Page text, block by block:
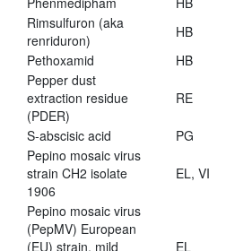
Rimsulfuron (aka
renriduron)
HB
Pethoxamid
HB
Pepper dust
extraction residue
(PDER)
RE
S-abscisic acid
PG
Pepino mosaic virus
strain CH2 isolate
1906
EL, VI
Pepino mosaic virus
(PepMV) European
(EU) strain, mild
EL